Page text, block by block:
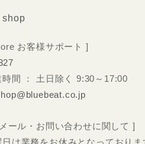
shop
お客様サポート ]
間 ： 土日除く 9:30～17:00
ール・お問い合わせに関して ]
は業務をお休みとなっておりま